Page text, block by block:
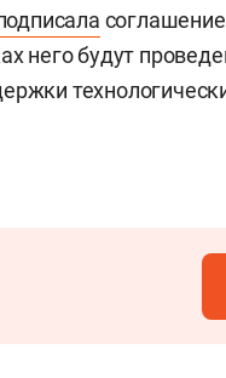
него будут